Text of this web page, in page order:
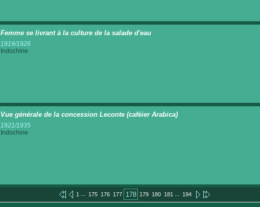
Femme se livrant à la culture de la salade d'eau
1919/1926
Indochine
Vue générale de la concession Leconte (caféier Arabica)
1921/1935
Indochine
1 ... 175 176 177 178 179 180 181 ... 194